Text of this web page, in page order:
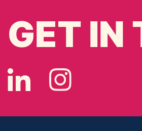
GET IN